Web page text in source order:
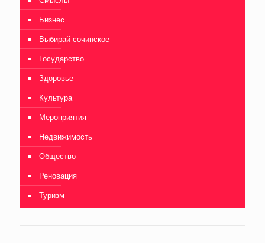
Бизнес
Выбирай сочинское
Государство
Здоровье
Культура
Мероприятия
Недвижимость
Общество
Реновация
Туризм